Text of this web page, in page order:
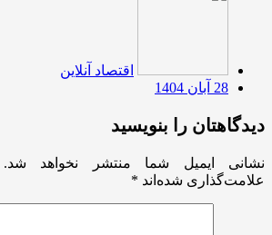
اقتصاد آنلاین
28 آبان 1404
دیدگاهتان را بنویسید
نشانی ایمیل شما منتشر نخواهد شد.
علامت‌گذاری شده‌اند *